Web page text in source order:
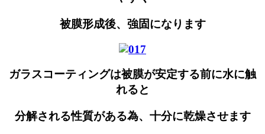
被膜形成後、強固になります
ガラスコーティングは被膜が安定する前に水に触
れると
分解される性質がある為、十分に乾燥させます